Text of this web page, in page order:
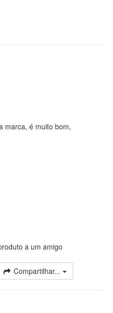
marca, é muito bom,
a um amigo
Compartilhar...